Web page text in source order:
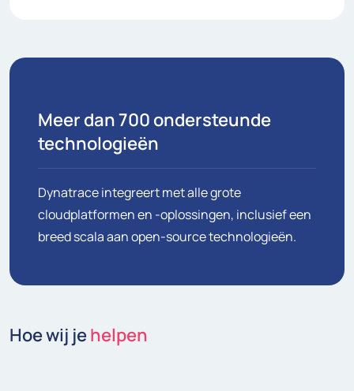
Meer dan 700 ondersteunde
technologieën
Dynatrace integreert met alle grote
cloudplatformen en -oplossingen, inclusief een
breed scala aan open-source technologieën.
Hoe wij jehelpen